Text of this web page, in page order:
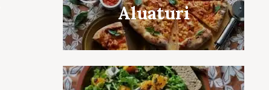
Aluaturi